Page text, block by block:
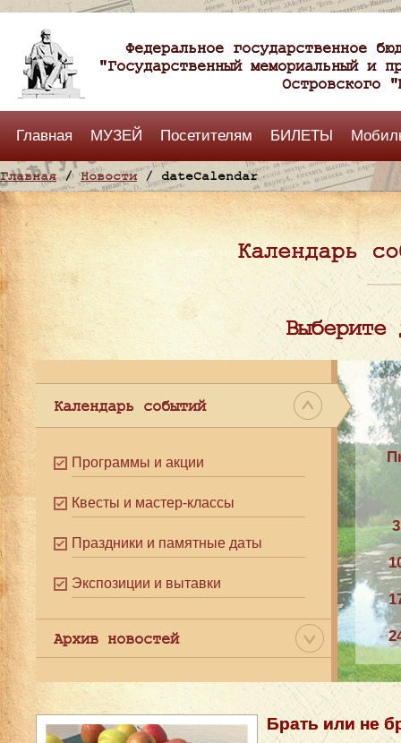
Федеральное государственное
"Государственный мемориальный и
Островского
Главная МУЗЕЙ Посетителям БИЛЕТЫ
Главная/Новости/ dateCalendar
Календарь
Выберите
Календарь событий
Программы и акции
Квесты и мастер-классы
Праздники и памятные даты
Экспозиции и вытавки
Архив новостей
3
Брать или не